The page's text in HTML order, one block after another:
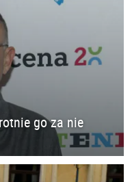
go za nie